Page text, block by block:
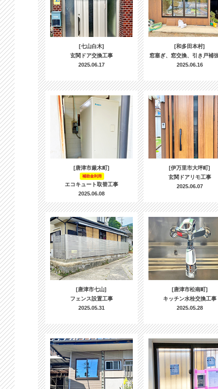
[七山白木]
玄関ドア交換工事
2025.06.17
[和多田本村]
窓塞ぎ、窓交換、引き戸補
2025.06.16
[唐津市厳木町]
補助金利用
エコキュート取替工事
2025.06.08
[伊万里市大坪町]
玄関ドアリモ工事
2025.06.07
[唐津市七山]
フェンス設置工事
2025.05.31
[唐津市松南町]
キッチン水栓交換工事
2025.05.28